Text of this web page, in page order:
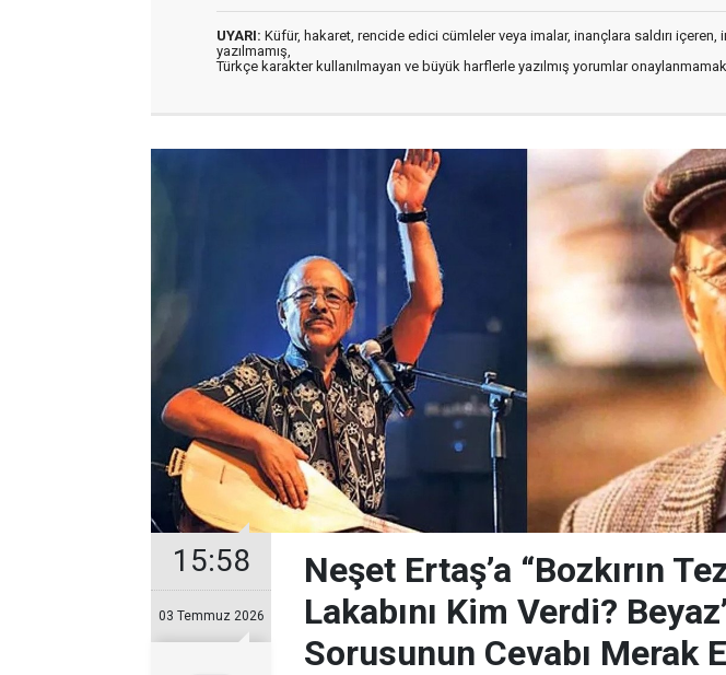
UYARI: Küfür, hakaret, rencide edici cümleler veya imalar, inançlara saldırı içeren,
yazılmamış,
Türkçe karakter kullanılmayan ve büyük harflerle yazılmış yorumlar
15:58
03 Temmuz 2026
Neşet Ertaş’a “Bozkırın
Lakabını Kim Verdi?
Sorusunun Cevabı Merak